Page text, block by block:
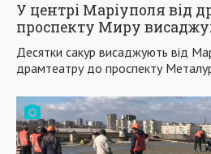
У центрі Маріуполя від
проспекту Миру
Десятки сакур висаджують від
драмтеатру до проспекту